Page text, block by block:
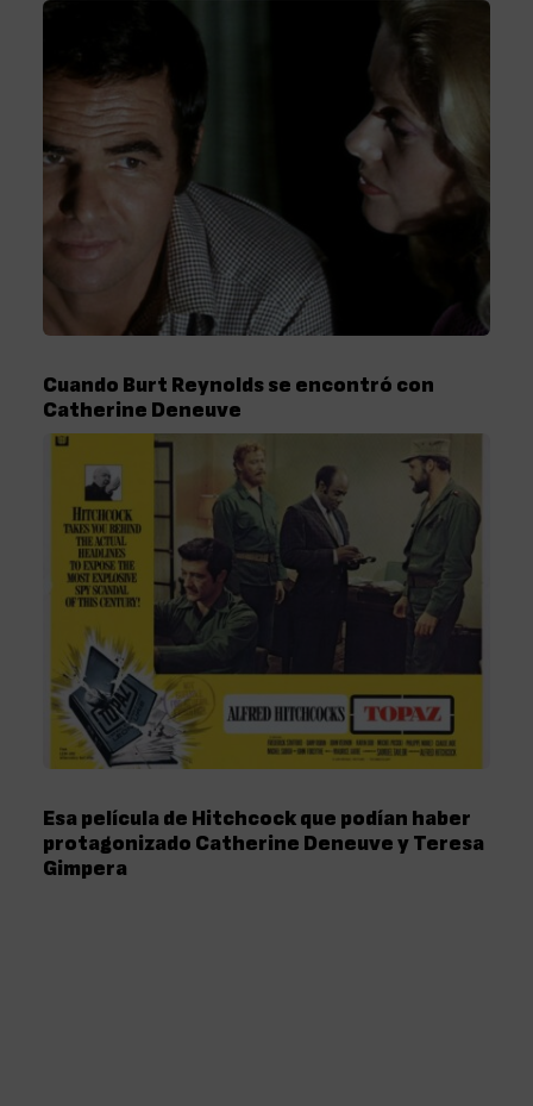
Cuando Burt Reynolds se encontró con
Catherine Deneuve
Esa película de Hitchcock que podían haber
protagonizado Catherine Deneuve y Teresa
Gimpera